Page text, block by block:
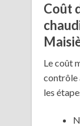
Coût
Le coût
contrôle
les